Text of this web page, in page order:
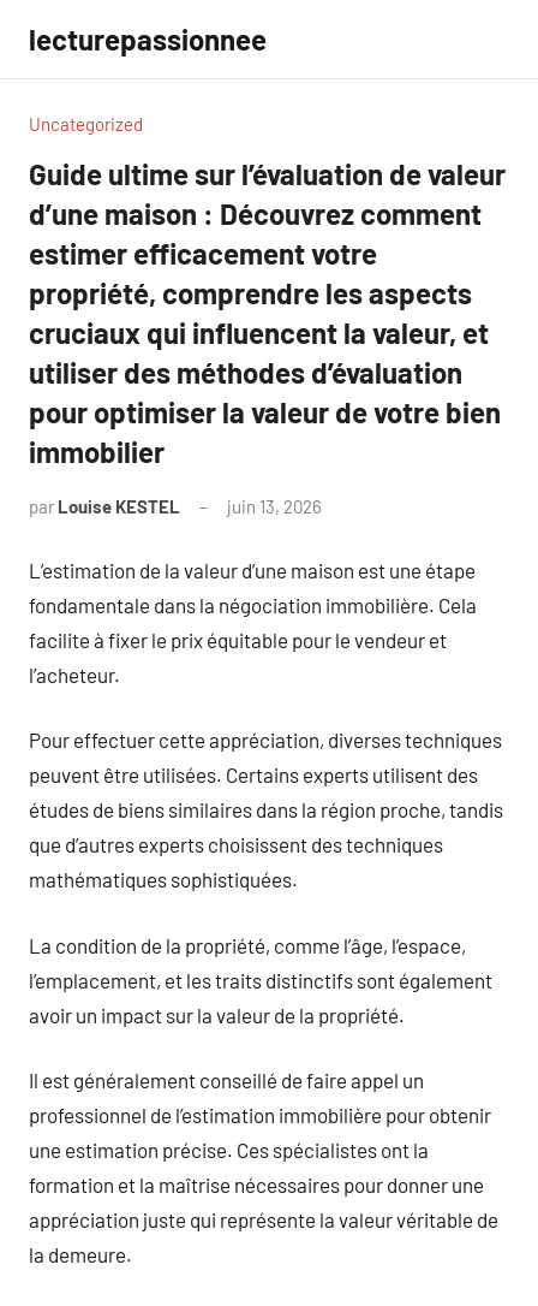
contenu
lecturepassionnee
Uncategorized
Guide ultime sur l’évaluation de valeur
d’une maison : Découvrez comment
estimer efficacement votre
propriété, comprendre les aspects
cruciaux qui influencent la valeur, et
utiliser des méthodes d’évaluation
pour optimiser la valeur de votre bien
immobilier
par Louise KESTEL juin 13, 2026
L’estimation de la valeur d’une maison est une étape
fondamentale dans la négociation immobilière. Cela
facilite à fixer le prix équitable pour le vendeur et
l’acheteur.
Pour effectuer cette appréciation, diverses techniques
peuvent être utilisées. Certains experts utilisent des
études de biens similaires dans la région proche, tandis
que d’autres experts choisissent des techniques
mathématiques sophistiquées.
La condition de la propriété, comme l’âge, l’espace,
l’emplacement, et les traits distinctifs sont également
avoir un impact sur la valeur de la propriété.
Il est généralement conseillé de faire appel un
professionnel de l’estimation immobilière pour obtenir
une estimation précise. Ces spécialistes ont la
formation et la maîtrise nécessaires pour donner une
appréciation juste qui représente la valeur véritable de
la demeure.